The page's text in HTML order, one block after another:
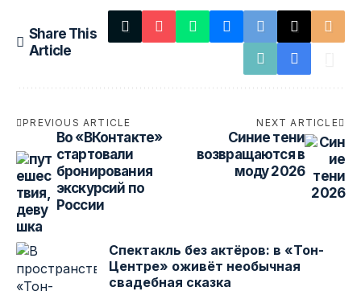
Share This
Article
PREVIOUS ARTICLE
Во «ВКонтакте»
стартовали
бронирования
экскурсий по
России
NEXT ARTICLE
Синие тени
возвращаются в
моду 2026
Спектакль без актёров: в «Тон-
Центре» оживёт необычная
свадебная сказка